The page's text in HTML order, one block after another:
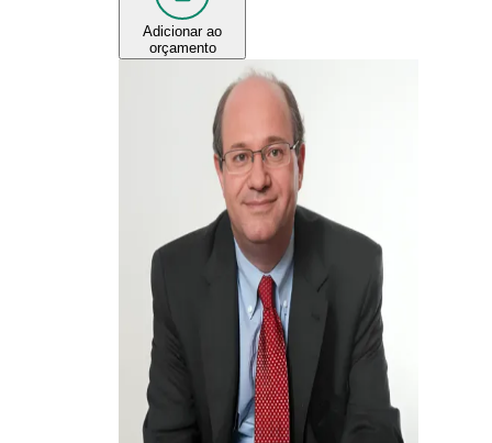
Adicionar ao
orçamento